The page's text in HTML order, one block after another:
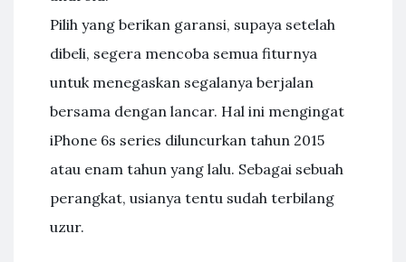
Pilih yang berikan garansi, supaya setelah
dibeli, segera mencoba semua fiturnya
untuk menegaskan segalanya berjalan
bersama dengan lancar. Hal ini mengingat
iPhone 6s series diluncurkan tahun 2015
atau enam tahun yang lalu. Sebagai sebuah
perangkat, usianya tentu sudah terbilang
uzur.